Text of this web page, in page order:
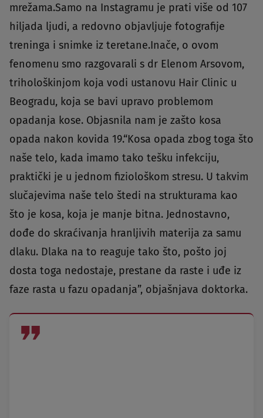
mrežama.Samo na Instagramu je prati više od 107
hiljada ljudi, a redovno objavljuje fotografije
treninga i snimke iz teretane.Inače, o ovom
fenomenu smo razgovarali s dr Elenom Arsovom,
trihološkinjom koja vodi ustanovu Hair Clinic u
Beogradu, koja se bavi upravo problemom
opadanja kose. Objasnila nam je zašto kosa
opada nakon kovida 19.“Kosa opada zbog toga što
naše telo, kada imamo tako tešku infekciju,
praktički je u jednom fiziološkom stresu. U takvim
slučajevima naše telo štedi na strukturama kao
što je kosa, koja je manje bitna. Jednostavno,
dođe do skraćivanja hranljivih materija za samu
dlaku. Dlaka na to reaguje tako što, pošto joj
dosta toga nedostaje, prestane da raste i uđe iz
faze rasta u fazu opadanja”, objašnjava doktorka.